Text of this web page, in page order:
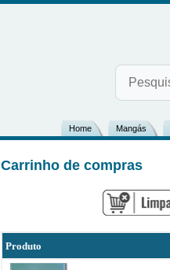
Home Mangás
Carrinho de compras
Produto